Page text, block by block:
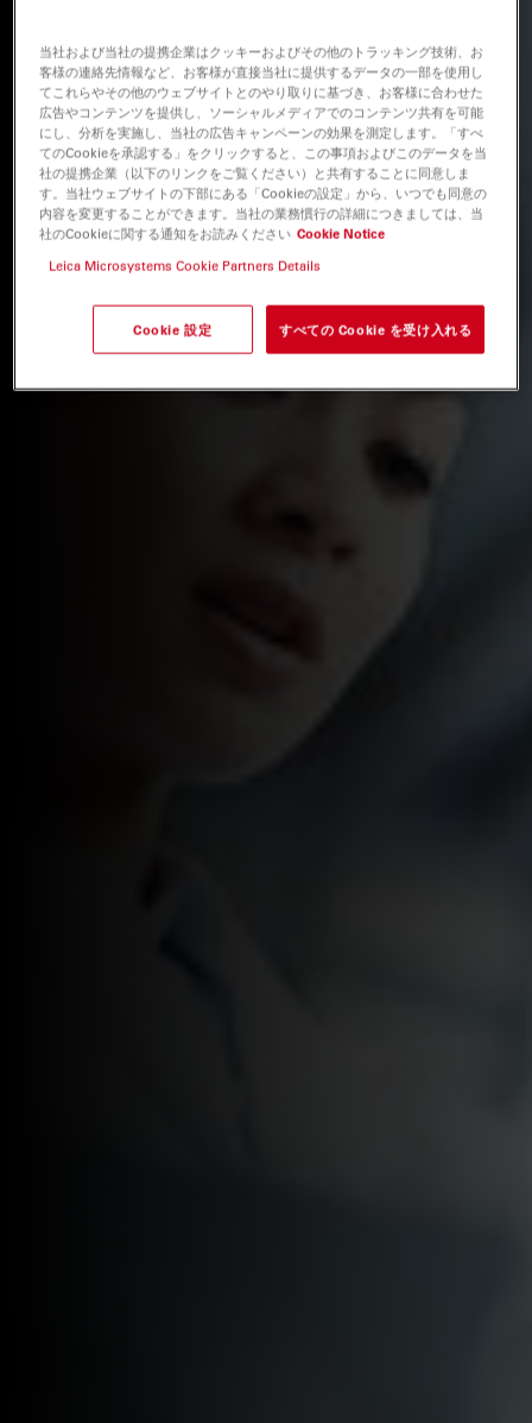
当社および当社の提携企業はクッキーおよびその他のトラッキング技術、お
客様の連絡先情報など、お客様が直接当社に提供するデータの一部を使用し
てこれらやその他のウェブサイトとのやり取りに基づき、お客様に合わせた
広告やコンテンツを提供し、ソーシャルメディアでのコンテンツ共有を可能
にし、分析を実施し、当社の広告キャンペーンの効果を測定します。「すべ
てのCookieを承認する」をクリックすると、この事項およびこのデータを当
社の提携企業（以下のリンクをご覧ください）と共有することに同意しま
す。当社ウェブサイトの下部にある「Cookieの設定」から、いつでも同意の
内容を変更することができます。当社の業務慣行の詳細につきましては、当
社のCookieに関する通知をお読みください Cookie Notice
Leica Microsystems Cookie Partners Details
Cookie 設定 すべての Cookie を受け入れる